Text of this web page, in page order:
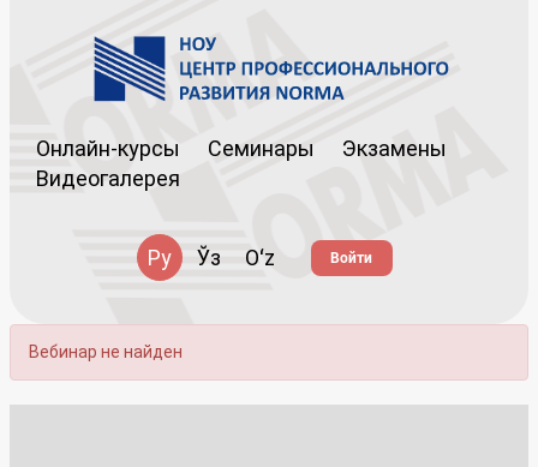
Онлайн-курсы Семинары
Экзамены
Видеогалерея
Ру Ўз Oʻz Войти
Вебинар не найден